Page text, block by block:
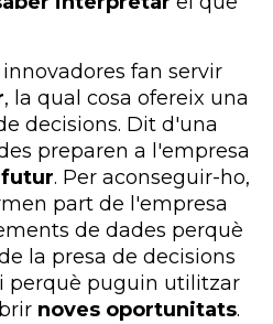
fan servir
, la qual cosa ofereix una
decisions. Dit d'una
preparen a l'empresa
. Per aconseguir-ho,
part de l'empresa
de dades perquè
la presa de decisions
i perquè puguin utilitzar
noves oportunitats.